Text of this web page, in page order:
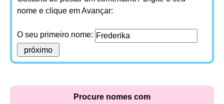
nome e clique em Avançar:
O seu primeiro nome:
Procure nomes com